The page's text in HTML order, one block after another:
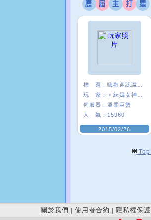
標 題：
玩 家：
伺服器： 溫柔巨蟹
人 氣： 15960
2015/02/26
關於我們 | 使用者合約 | 隱私權保護